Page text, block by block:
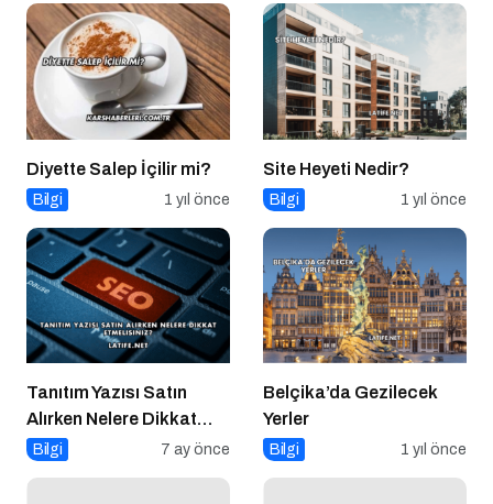
Diyette Salep İçilir mi?
Bilgi 1 yıl önce
Site Heyeti Nedir?
Bilgi 1 yıl önce
Tanıtım Yazısı Satın
Alırken Nelere Dikkat
Etmelisiniz?
Bilgi 7 ay önce
Belçika’da Gezilecek
Yerler
Bilgi 1 yıl önce